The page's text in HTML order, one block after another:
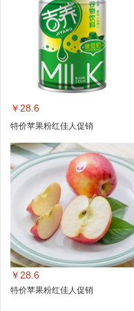
￥28.6
特价苹果粉红佳人促销
￥28.6
特价苹果粉红佳人促销